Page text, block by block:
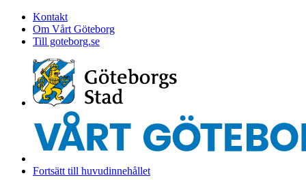
Kontakt
Om Vårt Göteborg
Till goteborg.se
Fortsätt till huvudinnehållet